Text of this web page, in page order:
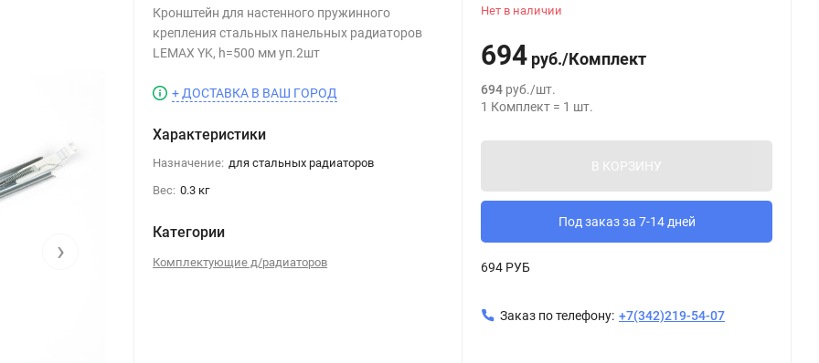
›
Кронштейн для настенного пружинного
крепления стальных панельных радиаторов
LEMAX YK, h=500 мм уп.2шт
+ ДОСТАВКА В ВАШ ГОРОД
Характеристики
Назначение: для стальных радиаторов
Вес: 0.3 кг
Категории
Комплектующие д/радиаторов
Нет в наличии
694 руб./Комплект
694 руб./шт.
1 Комплект = 1 шт.
В КОРЗИНУ
Под заказ за 7-14 дней
694 РУБ
Заказ по телефону: +7(342)219-54-07